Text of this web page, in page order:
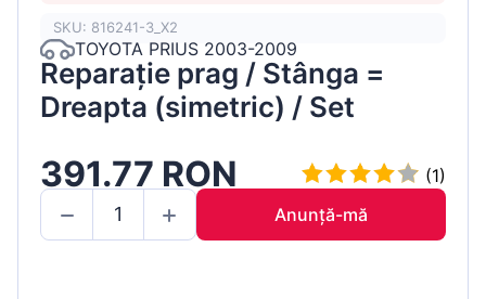
SKU: 816241-3_X2
TOYOTA PRIUS 2003-2009
Reparație prag / Stânga =
Dreapta (simetric) / Set
391.77 RON
(1)
Anunță-mă